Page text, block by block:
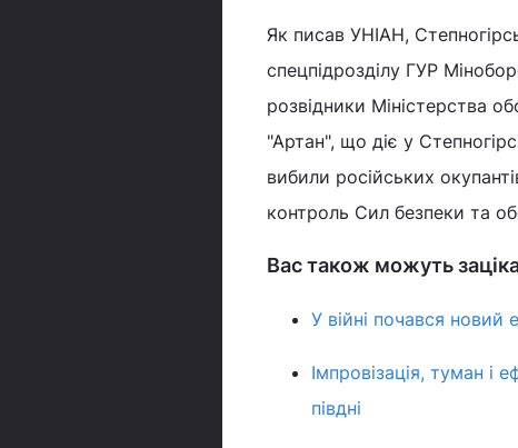
Як писав УНІАН,
спецпідрозділу ГУР
розвідники Міністерства
"Артан", що діє у
вибили російських
контроль Сил безпеки та
Вас також можуть
У війні почався
Імпровізація, туман і
півдні